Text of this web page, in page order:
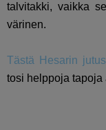
talvitakki, vaikka
värinen.
Tästä Hesarin
tosi helppoja tapoja